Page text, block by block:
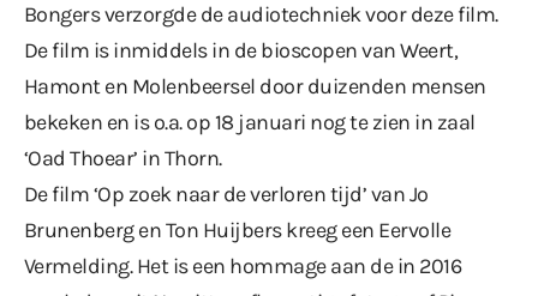
Bongers verzorgde de audiotechniek voor deze film.
De film is inmiddels in de bioscopen van Weert,
Hamont en Molenbeersel door duizenden mensen
bekeken en is o.a. op 18 januari nog te zien in zaal
‘Oad Thoear’ in Thorn.
De film ‘Op zoek naar de verloren tijd’ van Jo
Brunenberg en Ton Huijbers kreeg een Eervolle
Vermelding. Het is een hommage aan de in 2016